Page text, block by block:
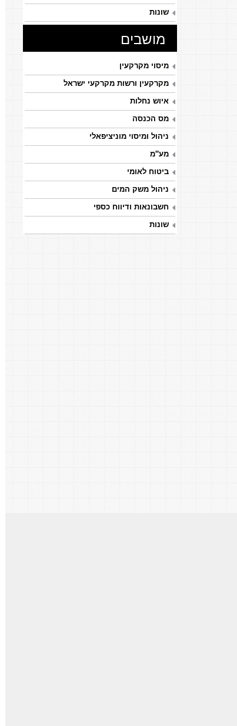
שונות
מושבים
מיסוי מקרקעין
מקרקעין ורשות מקרקעי ישראל
איוש נחלות
מס הכנסה
ניהול ומיסוי מוניציפאלי
מע"מ
ביטוח לאומי
ניהול משק המים
חשבונאות ודיווח כספי
שונות